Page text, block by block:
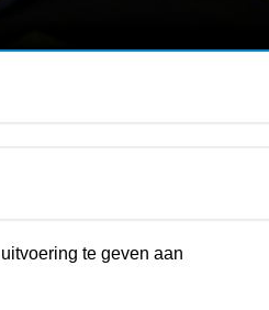
te geven aan